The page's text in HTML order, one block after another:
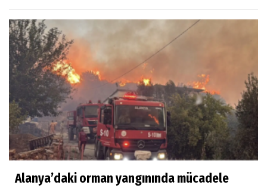
Alanya’daki orman yangınında mücadele